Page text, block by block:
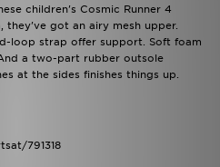
children's Cosmic Runner 4
they've got an airy mesh upper.
loop strap offer support. Soft foam
a two-part rubber outsole
at the sides finishes things up.
791318